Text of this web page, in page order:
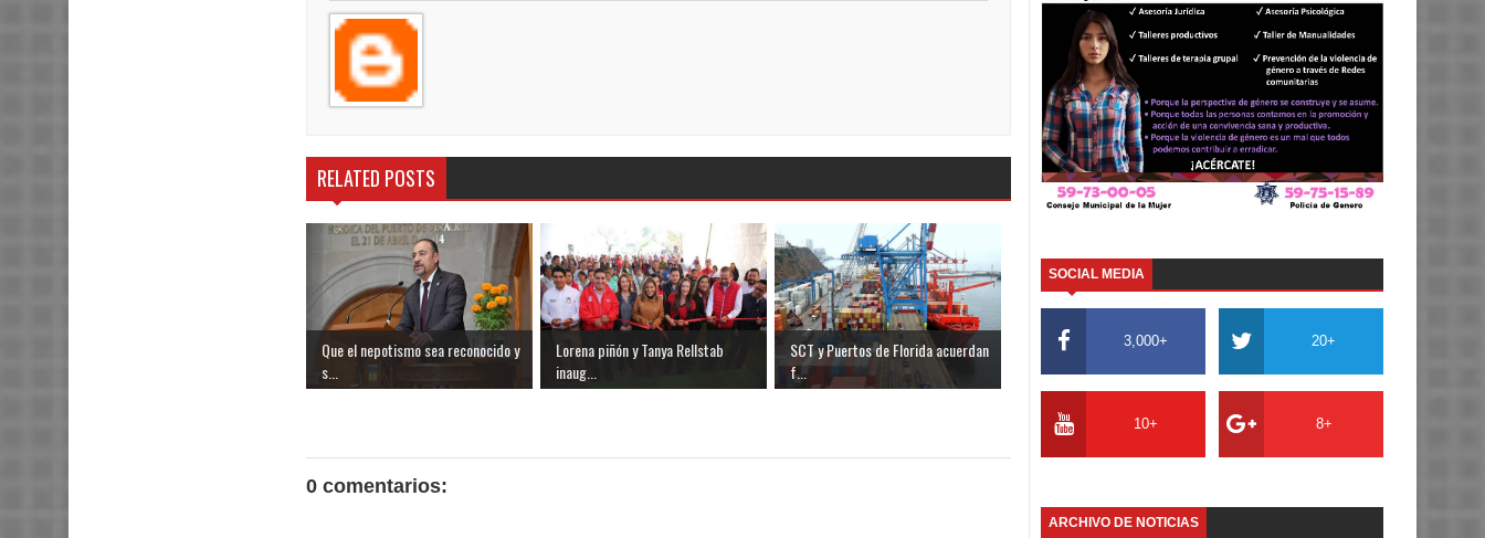
RELATED POSTS
Que el nepotismo sea reconocido y
s...
Lorena piñón y Tanya Rellstab
inaug...
SCT y Puertos de Florida acuerdan
f...
0 comentarios:
SOCIAL MEDIA
3,000+ 20+
10+ 8+
ARCHIVO DE NOTICIAS